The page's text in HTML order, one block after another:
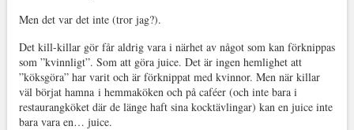
Men det var det inte (tror jag?).
Det kill-killar gör får aldrig vara i närhet av något som kan förknippas
som ”kvinnligt”. Som att göra juice. Det är ingen hemlighet att
”köksgöra” har varit och är förknippat med kvinnor. Men när killar
väl börjat hamna i hemmaköken och på caféer (och inte bara i
restaurangköket där de länge haft sina kocktävlingar) kan en juice inte
bara vara en… juice.